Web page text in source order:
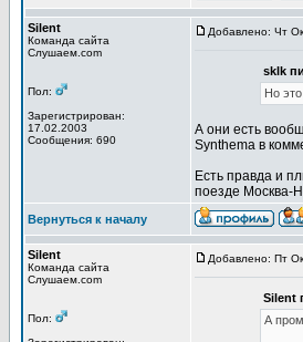
Silent
Команда сайта
Слушаем.com
Пол:
Зарегистрирован:
17.02.2003
Сообщения: 690
Добавлено: Чт
sklk
Но
А они есть
Synthema в
Есть правда и
поезде Москва-
Вернуться к началу
Silent
Команда сайта
Слушаем.com
Пол:
Добавлено: Пт
Silent
А